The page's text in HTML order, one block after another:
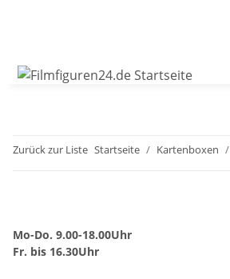
Zurück zur Liste Startseite Kartenboxen
Mo-Do. 9.00-18.00Uhr
Fr. bis 16.30Uhr